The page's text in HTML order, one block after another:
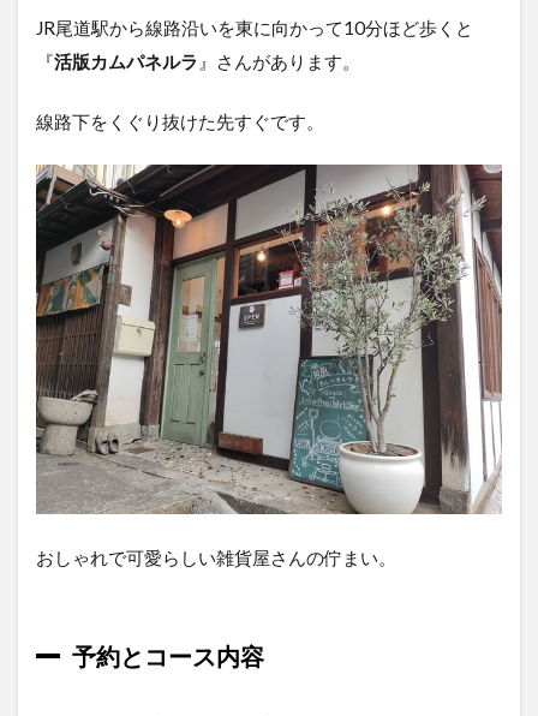
感想
ス準備
1.2.2
Bコース
準備編
1.2.3
印刷準
備中の
過ごし
方
1.2.4
活版印
刷編
1.2.5
の紹介
んと
JR尾道駅から線路沿いを東に向かって10分ほど歩くと
『活版カムパネルラ 』さんがあります。
線路下をくぐり抜けた先すぐです。
おしゃれで可愛らしい雑貨屋さんの佇まい。
予約とコース内容